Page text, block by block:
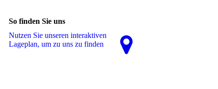
So finden Sie uns
Nutzen Sie unseren interaktiven
La­ge­plan, um zu uns zu finden